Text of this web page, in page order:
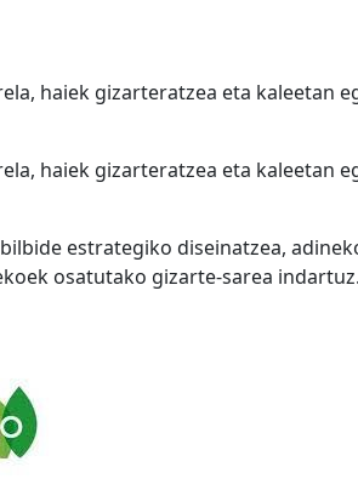
haiek gizarteratzea eta kaleetan
haiek gizarteratzea eta kaleetan
estrategiko diseinatzea,
osatutako gizarte-sarea indartuz.